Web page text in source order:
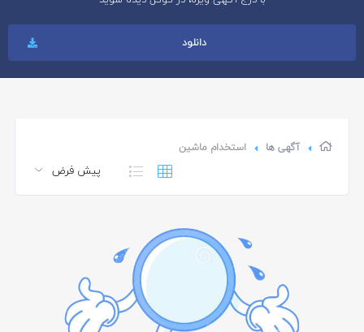
دانلود
آگهی ها استخدام ماشین